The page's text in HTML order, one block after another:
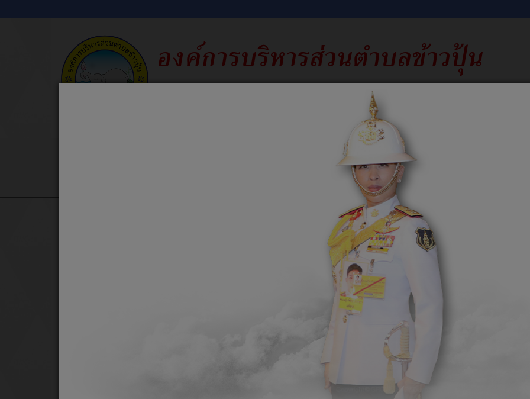
รับเรื่องร้องเรียน คำถามที่พบบ่อย
แจ้งเบาะแสการทุจริต สำนักงาน ปปช
มาตรการส่งเสริมคุณธรรมและความโปร่งใสของ องค์การบริหารส่วนตำบลข้าวปุ้น
คำสั่งแต่งตั้งคณะทำงานผู้รับผิดชอบดำเนินการประเมินคุณธรรมและความโปร่งใสในการทำ
วิเคราะห์ผลการประเมินคุณธรรมและความโปร่งใสในการดำเนินงานขององค์การบริหารส่ว